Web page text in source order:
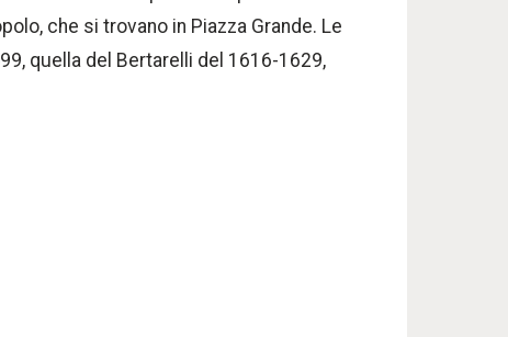
che si trovano in Piazza Grande. Le
quella del Bertarelli del 1616-1629,